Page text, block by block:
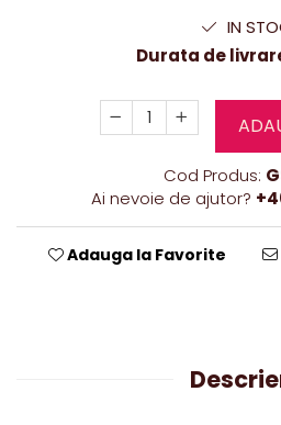
IN
Durata de
Cod Produs:
Ai nevoie de ajutor?
Adauga la Favorite